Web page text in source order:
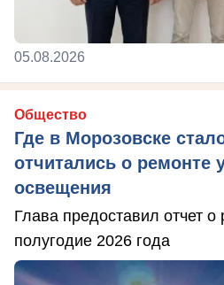
05.08.2026
Общество
Где в Морозовске
отчитались о ремонте
освещения
Глава предоставил отчет о
полугодие 2026 года